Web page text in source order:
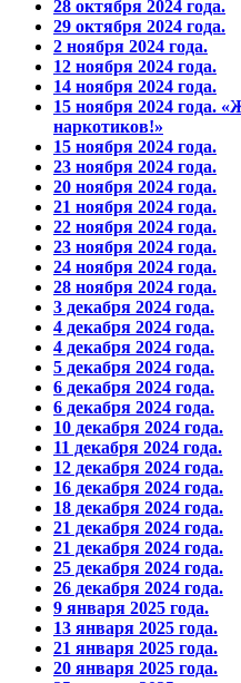
28 октября 2024 года.
29 октября 2024 года.
2 ноября 2024 года.
12 ноября 2024 года.
14 ноября 2024 года.
15 ноября 2024 года.
наркотиков!»
15 ноября 2024 года.
23 ноября 2024 года.
20 ноября 2024 года.
21 ноября 2024 года.
22 ноября 2024 года.
23 ноября 2024 года.
24 ноября 2024 года.
28 ноября 2024 года.
3 декабря 2024 года.
4 декабря 2024 года.
4 декабря 2024 года.
5 декабря 2024 года.
6 декабря 2024 года.
6 декабря 2024 года.
10 декабря 2024 года.
11 декабря 2024 года.
12 декабря 2024 года.
16 декабря 2024 года.
18 декабря 2024 года.
21 декабря 2024 года.
21 декабря 2024 года.
25 декабря 2024 года.
26 декабря 2024 года.
9 января 2025 года.
13 января 2025 года.
21 января 2025 года.
20 января 2025 года.